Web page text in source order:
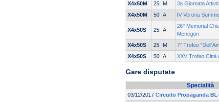
X4x50M
25 M
3a Giornata
X4x50M
50 A IV Verona
X4x50S 25 A
26° Memorial
Menegon
X4x50S
25 M
7° Trofeo
X4x50S
50 A XXV Trofeo Città
Gare disputate
Specialità
03/12/2017 Circuito Propaganda